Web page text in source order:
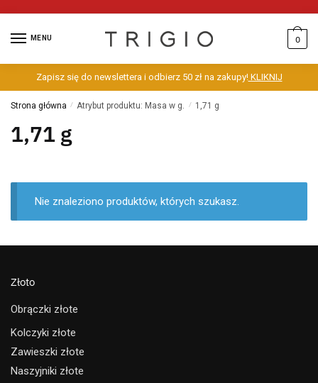
MENU 0
Zapisz się do newslettera i odbierz 50 zł na zakupy!KLIKNIJ
Strona główna / Atrybut produktu: Masa w g. / 1,71 g
1,71 g
Nie znaleziono produktów, których szukasz.
Złoto
Obrączki złote
Kolczyki złote
Zawieszki złote
Naszyjniki złote